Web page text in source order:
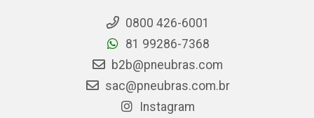
0800 426-6001
81 99286-7368
b2b@pneubras.com
sac@pneubras.com.br
Instagram